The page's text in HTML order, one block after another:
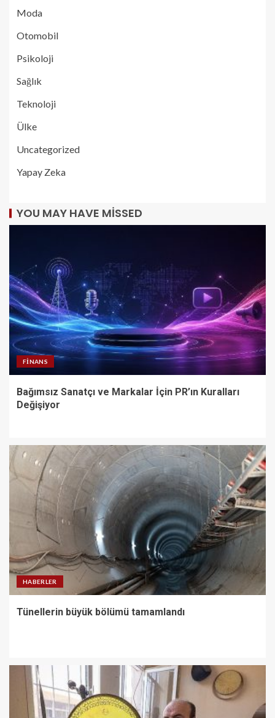
Moda
Otomobil
Psikoloji
Sağlık
Teknoloji
Ülke
Uncategorized
Yapay Zeka
YOU MAY HAVE MISSED
FINANS
Bağımsız Sanatçı ve Markalar İçin PR’ın Kuralları
Değişiyor
HABERLER
Tünellerin büyük bölümü tamamlandı